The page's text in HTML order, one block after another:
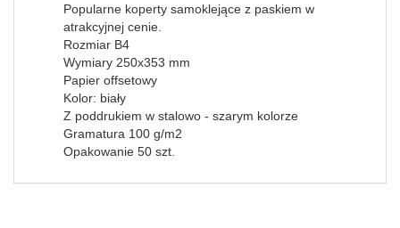
Popularne koperty samoklejące z paskiem w
atrakcyjnej cenie.
Rozmiar B4
Wymiary 250x353 mm
Papier offsetowy
Kolor: biały
Z poddrukiem w stalowo - szarym kolorze
Gramatura 100 g/m2
Opakowanie 50 szt.